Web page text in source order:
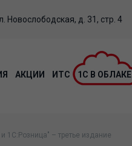
Новослободская, д. 31, стр. 4
АКЦИИ ИТС 1С В ОБЛАКЕ
1С:Розница" – третье издание